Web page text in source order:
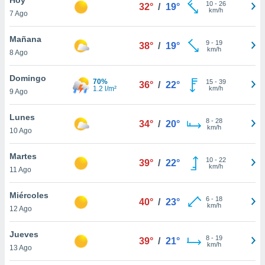
en
más
nuestra
de
cookies
aceptar
7 Ago
32° / 19° 10- 26
km/h
Mañana
8 Ago
38° / 19° 9- 19
km/h
Domingo
9 Ago
70%
1.2 l/m²
36° / 22° 15- 39
km/h
Lunes
10 Ago
34° / 20° 8- 28
km/h
Martes
11 Ago
39° / 22° 10- 22
km/h
Miércoles
12 Ago
40° / 23° 6- 18
km/h
Jueves
13 Ago
39° / 21° 8- 19
km/h